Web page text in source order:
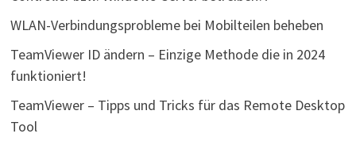
WLAN-Verbindungsprobleme bei Mobilteilen beheben
TeamViewer ID ändern – Einzige Methode die in 2024
funktioniert!
TeamViewer – Tipps und Tricks für das Remote Desktop
Tool